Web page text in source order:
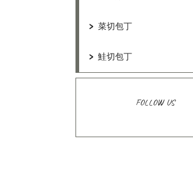
菜切包丁
鮭切包丁
FOLLOW US